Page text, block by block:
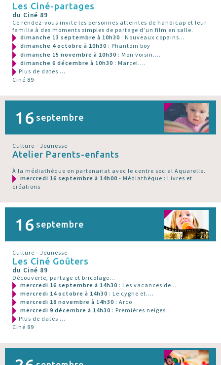
Les Ciné-partages
du Ciné 89
Ce rendez-vous invite les personnes atteintes de handicap et leur
famille à des moments simples de partage d’un film en salle.
dimanche 13 septembre à 10h30 : Nouveaux copains...
dimanche 4 octobre à 10h30 : Phantom boy
dimanche 15 novembre à 10h30 : Mon voisin....
dimanche 6 décembre à 10h30 : Marcel....
Plus de dates ...
Ciné 89
16 septembre
Culture - Jeunesse
Atelier Parents-enfants
À la médiathèque en partenariat avec le centre social Aquarelle.
mercredi 16 septembre à 14h00 - Médiathèque : Livres et
créations
16 septembre
Culture - Jeunesse
Les Ciné Goûters
du Ciné 89
Découverte, partage et bricolage...
mercredi 16 septembre à 14h30 : Les vacances de...
mercredi 14 octobre à 14h30 : Le cygne et....
mercredi 18 novembre à 14h30 : Arco
mercredi 9 décembre à 14h30 : Premières neiges
Plus de dates ...
Ciné 89